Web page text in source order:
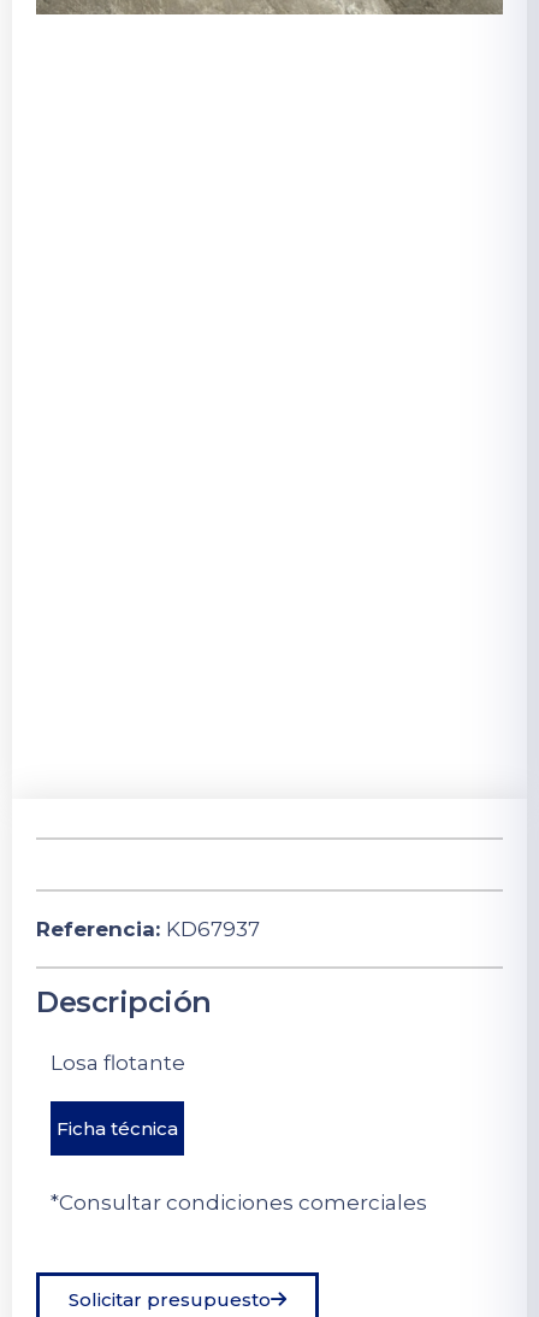
Referencia: KD67937
Descripción
Losa flotante
Ficha técnica
*Consultar condiciones comerciales
Solicitar presupuesto